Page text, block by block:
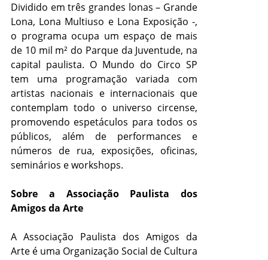
Dividido em três grandes lonas – Grande
Lona, Lona Multiuso e Lona Exposição -,
o programa ocupa um espaço de mais
de 10 mil m² do Parque da Juventude, na
capital paulista. O Mundo do Circo SP
tem uma programação variada com
artistas nacionais e internacionais que
contemplam todo o universo circense,
promovendo espetáculos para todos os
públicos, além de performances e
números de rua, exposições, oficinas,
seminários e workshops.
Sobre a Associação Paulista dos
Amigos da Arte
A Associação Paulista dos Amigos da
Arte é uma Organização Social de Cultura